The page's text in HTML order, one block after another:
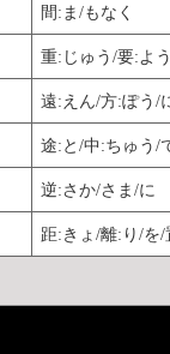
間:ま/もなく
重:じゅう/要:よ
遠:えん/方:ぽう/
途:と/中:ちゅう/
逆:さか/さま/に
距:きょ/離:り/を/